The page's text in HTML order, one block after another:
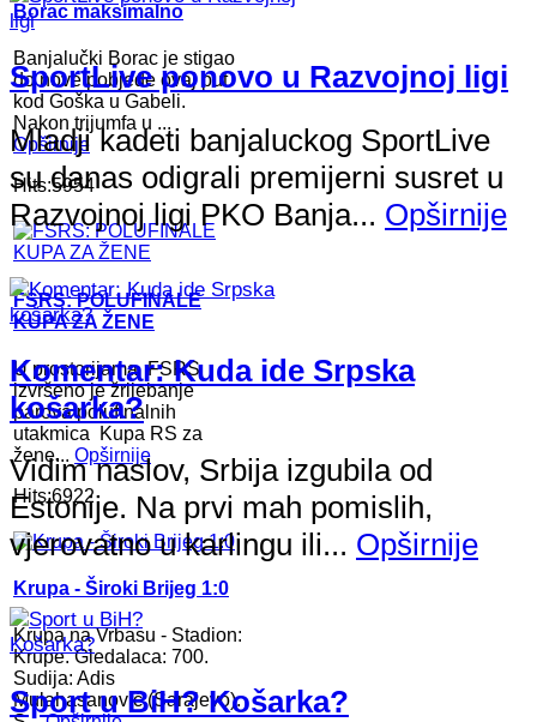
Borac maksimalno
Banjalučki Borac je stigao
do nove pobjede ovaj put
kod Goška u Gabeli.
Nakon trijumfa u ...
Opširnije
Hits:5954
FSRS: POLUFINALE
KUPA ZA ŽENE
U prostorijama FSRS
izvršeno je žrijebanje
parova polufinalnih
utakmica Kupa RS za
žene... Opširnije
Hits:6922
Krupa - Široki Brijeg 1:0
Krupa na Vrbasu - Stadion:
Krupe. Gledalaca: 700.
Sudija: Adis
Mulahasanović (Sarajevo).
SportLive ponovo u Razvojnoj ligi
Mladji kadeti banjaluckog SportLive
su danas odigrali premijerni susret u
Razvojnoj ligi PKO Banja... Opširnije
Komentar: Kuda ide Srpska
košarka?
Vidim naslov, Srbija izgubila od
Estonije. Na prvi mah pomislih,
vjerovatno u karlingu ili... Opširnije
Sport u BiH? Košarka?